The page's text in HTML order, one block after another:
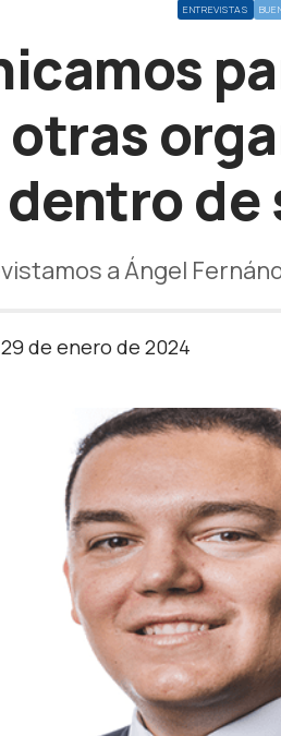
ENTREVISTAS
otras
dentro de
a Ángel
de enero de 2024